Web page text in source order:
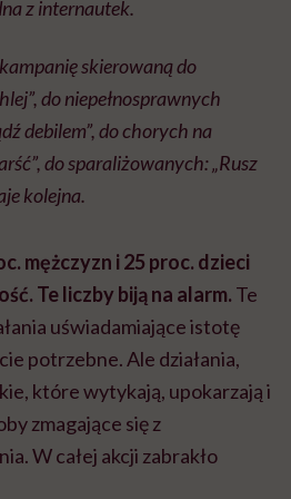
z internautek.
skierowaną do
do niepełnosprawnych
debilem”, do chorych na
do sparaliżowanych: „Rusz
kolejna.
mężczyzn i 25 proc. dzieci
Te liczby biją na alarm. Te
uświadamiające istotę
potrzebne. Ale działania,
które wytykają, upokarzają i
zmagające się z
W całej akcji zabrakło